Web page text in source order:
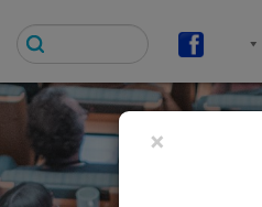
×